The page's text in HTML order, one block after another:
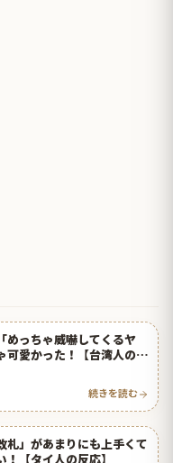
めっちゃ威嚇してくるヤ
可愛かった！【台湾人の反
続きを読む
札」があまりにも上手くて
【タイ人の反応】